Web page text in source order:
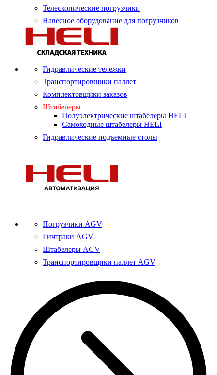
Телескопические погрузчики
Навесное оборудование для погрузчиков
Гидравлические тележки
Транспортировщики паллет
Комплектовщики заказов
Штабелеры
Полуэлектрические штабелеры HELI
Самоходные штабелеры HELI
Гидравлические подъемные столы
Погрузчики AGV
Ричтраки AGV
Штабелеры AGV
Транспортировщики паллет AGV